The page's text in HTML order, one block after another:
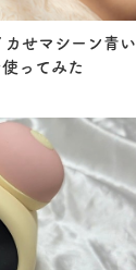
せマシーン青い
ってみた